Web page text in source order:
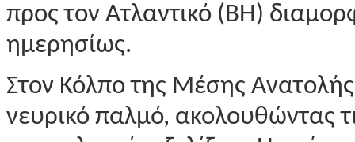
προς τον Ατλαντικό (BH)
ημερησίως.
Στον Κόλπο της Μέσης
νευρικό παλμό, ακολουθώντας